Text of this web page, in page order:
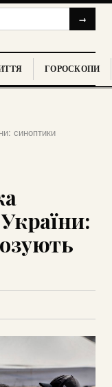
→
ГОРОСКОПИ
синоптики